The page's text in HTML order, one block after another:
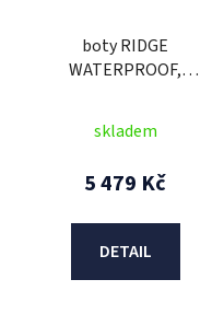
boty RIDGE
WATERPROOF,
skladem
5 479 Kč
DETAIL